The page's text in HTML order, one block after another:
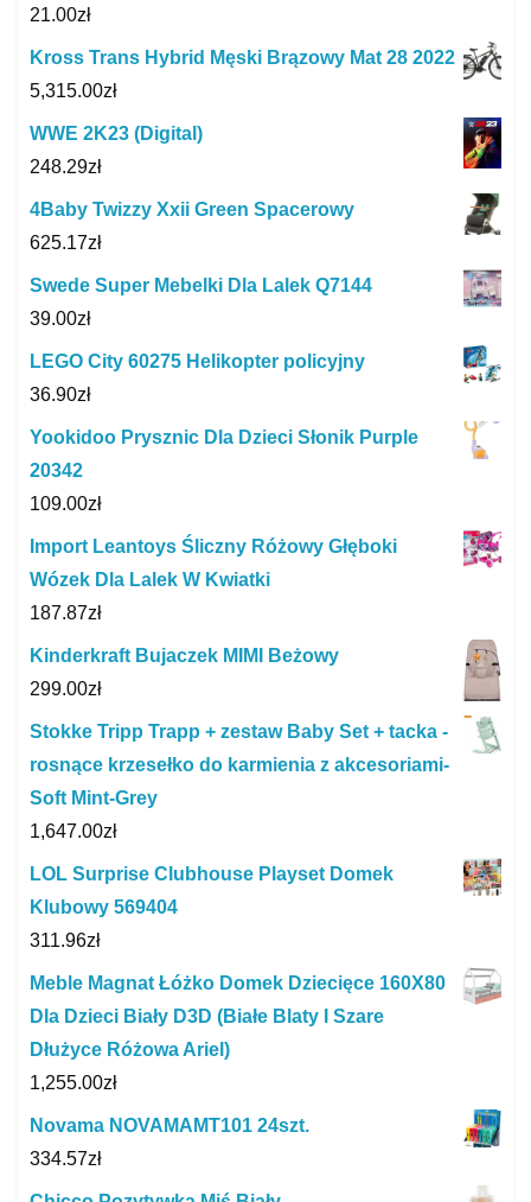
21.00zł
Kross Trans Hybrid Męski Brązowy Mat 28 2022
5,315.00zł
WWE 2K23 (Digital)
248.29zł
4Baby Twizzy Xxii Green Spacerowy
625.17zł
Swede Super Mebelki Dla Lalek Q7144
39.00zł
LEGO City 60275 Helikopter policyjny
36.90zł
Yookidoo Prysznic Dla Dzieci Słonik Purple
20342
109.00zł
Import Leantoys Śliczny Różowy Głęboki
Wózek Dla Lalek W Kwiatki
187.87zł
Kinderkraft Bujaczek MIMI Beżowy
299.00zł
Stokke Tripp Trapp + zestaw Baby Set + tacka -
rosnące krzesełko do karmienia z akcesoriami-
Soft Mint-Grey
1,647.00zł
LOL Surprise Clubhouse Playset Domek
Klubowy 569404
311.96zł
Meble Magnat Łóżko Domek Dziecięce 160X80
Dla Dzieci Biały D3D (Białe Blaty I Szare
Dłużyce Różowa Ariel)
1,255.00zł
Novama NOVAMAMT101 24szt.
334.57zł